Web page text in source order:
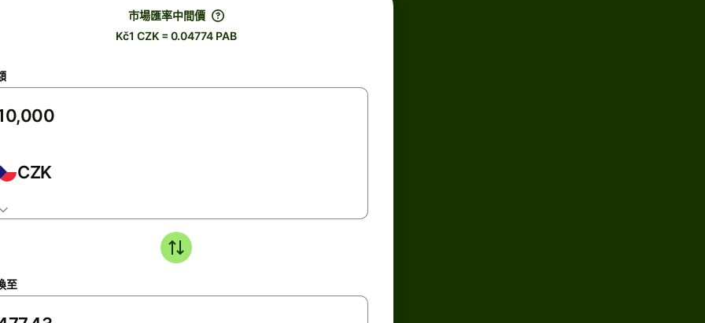
市場匯率中間價
Kč1 CZK = 0.04774 PAB
CZK
至